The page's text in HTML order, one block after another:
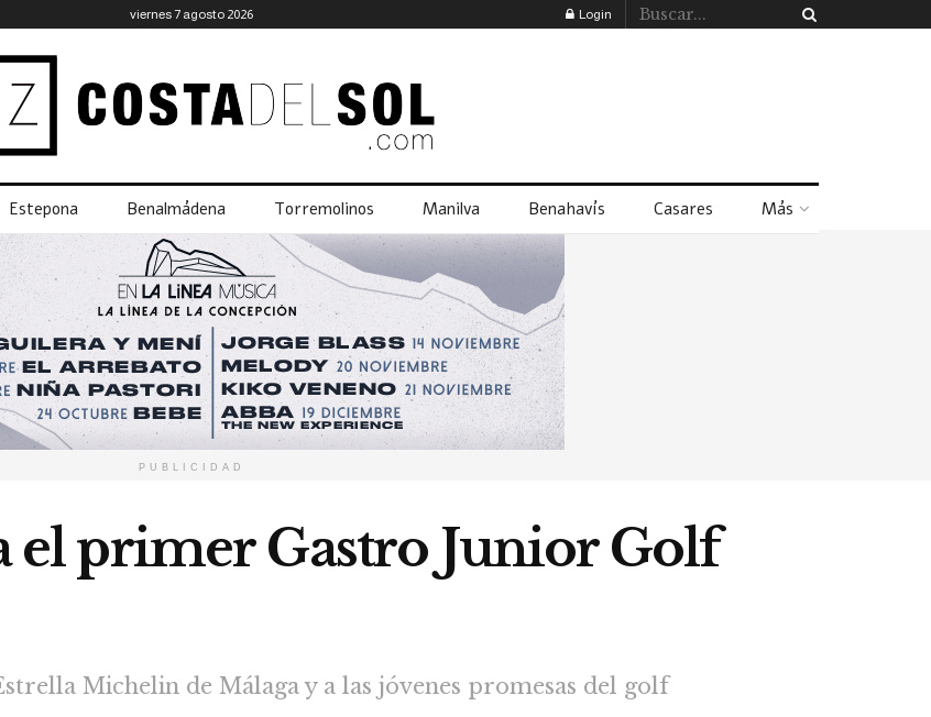
viernes 7 agosto 2026 Login
Estepona Benalmádena Torremolinos Manilva Benahavís Casares Más
PUBLICIDAD
el primer Gastro Junior Golf
Michelin de Málaga y a las jóvenes promesas del golf